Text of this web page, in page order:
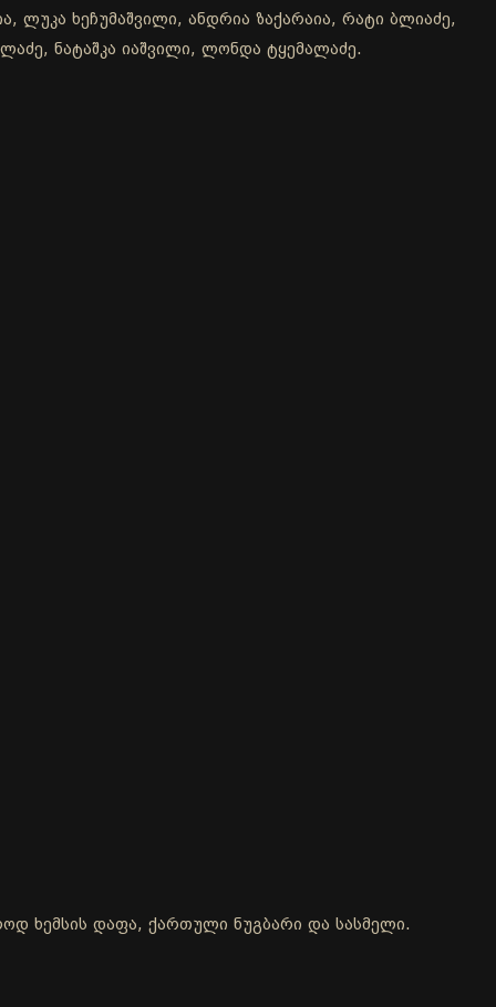
ლუკა ხეჩუმაშვილი, ანდრია ზაქარაია, რატი ბლიაძე,
ნატაშკა იაშვილი, ლონდა ტყემალაძე.
ხემსის დაფა, ქართული ნუგბარი და სასმელი.